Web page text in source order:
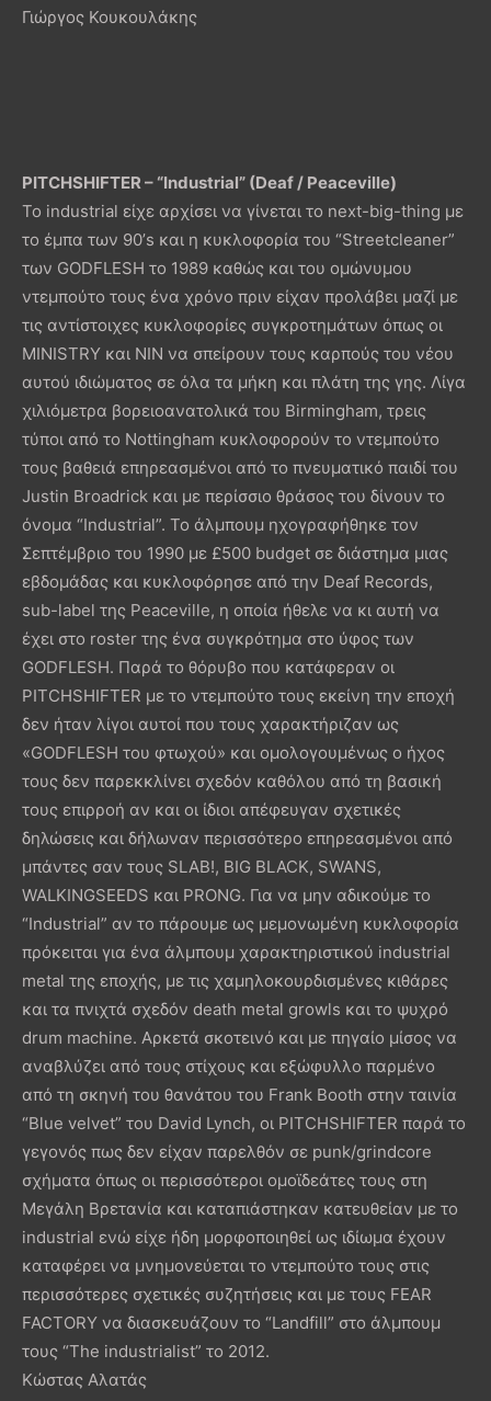
Γιώργος Κουκουλάκης
PITCHSHIFTER – “Industrial” (Deaf / Peaceville)
Το industrial είχε αρχίσει να γίνεται το next-big-thing με
το έμπα των 90’s και η κυκλοφορία του “Streetcleaner”
των GODFLESH το 1989 καθώς και του ομώνυμου
ντεμπούτο τους ένα χρόνο πριν είχαν προλάβει μαζί με
τις αντίστοιχες κυκλοφορίες συγκροτημάτων όπως οι
MINISTRY και NIN να σπείρουν τους καρπούς του νέου
αυτού ιδιώματος σε όλα τα μήκη και πλάτη της γης. Λίγα
χιλιόμετρα βορειοανατολικά του Birmingham, τρεις
τύποι από το Nottingham κυκλοφορούν το ντεμπούτο
τους βαθειά επηρεασμένοι από το πνευματικό παιδί του
Justin Broadrick και με περίσσιο θράσος του δίνουν το
όνομα “Industrial”. Το άλμπουμ ηχογραφήθηκε τον
Σεπτέμβριο του 1990 με £500 budget σε διάστημα μιας
εβδομάδας και κυκλοφόρησε από την Deaf Records,
sub-label της Peaceville, η οποία ήθελε να κι αυτή να
έχει στο roster της ένα συγκρότημα στο ύφος των
GODFLESH. Παρά το θόρυβο που κατάφεραν οι
PITCHSHIFTER με το ντεμπούτο τους εκείνη την εποχή
δεν ήταν λίγοι αυτοί που τους χαρακτήριζαν ως
«GODFLESH του φτωχού» και ομολογουμένως ο ήχος
τους δεν παρεκκλίνει σχεδόν καθόλου από τη βασική
τους επιρροή αν και οι ίδιοι απέφευγαν σχετικές
δηλώσεις και δήλωναν περισσότερο επηρεασμένοι από
μπάντες σαν τους SLAB!, BIG BLACK, SWANS,
WALKINGSEEDS και PRONG. Για να μην αδικούμε το
“Industrial” αν το πάρουμε ως μεμονωμένη κυκλοφορία
πρόκειται για ένα άλμπουμ χαρακτηριστικού industrial
metal της εποχής, με τις χαμηλοκουρδισμένες κιθάρες
και τα πνιχτά σχεδόν death metal growls και το ψυχρό
drum machine. Αρκετά σκοτεινό και με πηγαίο μίσος να
αναβλύζει από τους στίχους και εξώφυλλο παρμένο
από τη σκηνή του θανάτου του Frank Booth στην ταινία
“Blue velvet” του David Lynch, οι PITCHSHIFTER παρά το
γεγονός πως δεν είχαν παρελθόν σε punk/grindcore
σχήματα όπως οι περισσότεροι ομοϊδεάτες τους στη
Μεγάλη Βρετανία και καταπιάστηκαν κατευθείαν με το
industrial ενώ είχε ήδη μορφοποιηθεί ως ιδίωμα έχουν
καταφέρει να μνημονεύεται το ντεμπούτο τους στις
περισσότερες σχετικές συζητήσεις και με τους FEAR
FACTORY να διασκευάζουν το “Landfill” στο άλμπουμ
τους “The industrialist” το 2012.
Κώστας Αλατάς